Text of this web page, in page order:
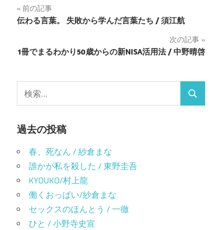
リ
ッ
ク
だ
さ
ィ
ン
ド
開
き
ま
し
ン
ド
投
稿
ナ
ゲ
ー
シ
ョ
ン
前の記事
伝わる言葉。 失敗から学んだ言葉たち / 須江航
次の記事
1冊でまるわかり50歳からの新NISA活用法 / 中野晴啓
索:
検
過去の投稿
春、死なん / 紗倉まな
誰かが私を殺した / 東野圭吾
KYOUKO/村上龍
働くおっぱい/紗倉まな
セックスのほんとう / 一徹
ひと / 小野寺史宣